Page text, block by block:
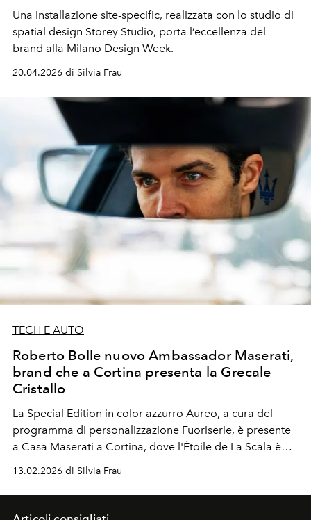
Una installazione site-specific, realizzata con lo studio di
spatial design Storey Studio, porta l’eccellenza del
brand alla Milano Design Week.
20.04.2026 di Silvia Frau
TECH E AUTO
Roberto Bolle nuovo Ambassador Maserati,
brand che a Cortina presenta la Grecale
Cristallo
La Special Edition in color azzurro Aureo, a cura del
programma di personalizzazione Fuoriserie, è presente
a Casa Maserati a Cortina, dove l'Étoile de La Scala è
stato ospite d'onore.
13.02.2026 di Silvia Frau